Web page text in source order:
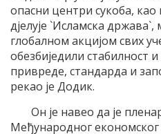
опасни центри сукоба, као
дјелује `Исламска
глобалном акцијом свих
обезбиједили стабилност
привреде, стандарда и
рекао је Додик.
Он је навео да је
Међународног